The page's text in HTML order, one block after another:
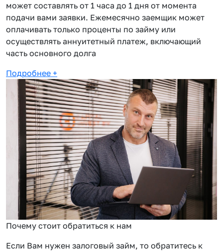
может составлять от 1 часа до 1 дня от момента
подачи вами заявки. Ежемесячно заемщик может
оплачивать только проценты по займу или
осуществлять аннуитетный платеж, включающий
часть основного долга
Подробнее +
Почему стоит обратиться к нам
Если Вам нужен залоговый займ, то обратитесь к